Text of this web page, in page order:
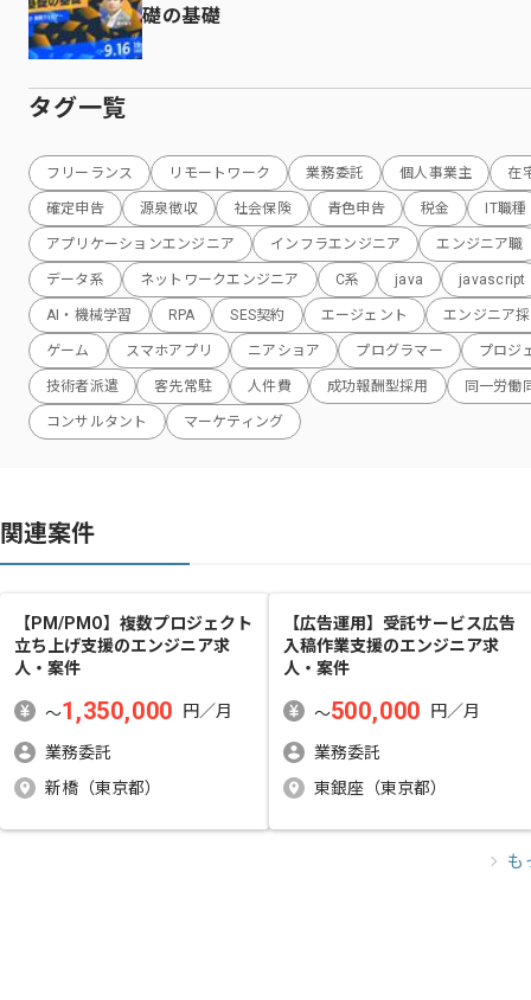
礎の基礎
タグ一覧
フリーランス リモートワーク 業務委託 個人事業主 在
確定申告 源泉徴収 社会保険 青色申告 税金 IT職種
アプリケーションエンジニア インフラエンジニア エンジニア職
データ系 ネットワークエンジニア C系 java javascript
AI・機械学習 RPA SES契約 エージェント エンジニア
ゲーム スマホアプリ ニアショア プログラマー プロジ
技術者派遣 客先常駐 人件費 成功報酬型採用 同一労働
コンサルタント マーケティング
関連案件
【PM/PMO】複数プロジェクト
立ち上げ支援のエンジニア求
人・案件
〜1,350,000 円／月
業務委託
新橋（東京都）
【広告運用】受託サービス広告
入稿作業支援のエンジニア求
人・案件
〜500,000 円／月
業務委託
東銀座（東京都）
も